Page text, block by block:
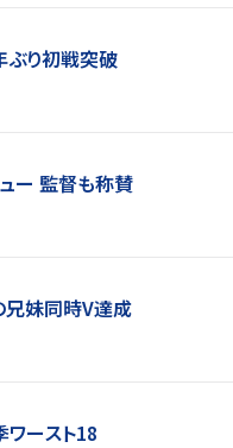
り初戦突破
ー 監督も称賛
兄妹同時V達成
ースト18